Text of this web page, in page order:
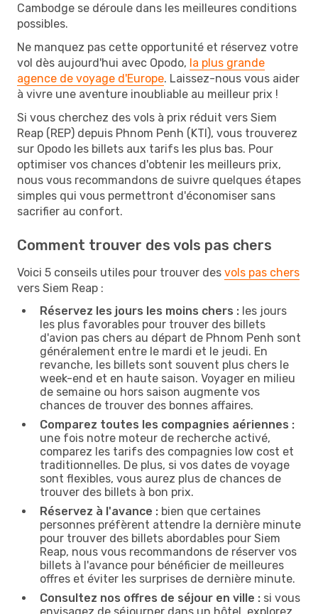
Cambodge se déroule dans les meilleures conditions
possibles.
Ne manquez pas cette opportunité et réservez votre
vol dès aujourd'hui avec Opodo, la plus grande
agence de voyage d'Europe. Laissez-nous vous aider
à vivre une aventure inoubliable au meilleur prix !
Si vous cherchez des vols à prix réduit vers Siem
Reap (REP) depuis Phnom Penh (KTI), vous trouverez
sur Opodo les billets aux tarifs les plus bas. Pour
optimiser vos chances d'obtenir les meilleurs prix,
nous vous recommandons de suivre quelques étapes
simples qui vous permettront d'économiser sans
sacrifier au confort.
Comment trouver des vols pas chers
Voici 5 conseils utiles pour trouver des vols pas chers
vers Siem Reap :
Réservez les jours les moins chers : les jours
les plus favorables pour trouver des billets
d'avion pas chers au départ de Phnom Penh sont
généralement entre le mardi et le jeudi. En
revanche, les billets sont souvent plus chers le
week-end et en haute saison. Voyager en milieu
de semaine ou hors saison augmente vos
chances de trouver des bonnes affaires.
Comparez toutes les compagnies aériennes :
une fois notre moteur de recherche activé,
comparez les tarifs des compagnies low cost et
traditionnelles. De plus, si vos dates de voyage
sont flexibles, vous aurez plus de chances de
trouver des billets à bon prix.
Réservez à l'avance : bien que certaines
personnes préfèrent attendre la dernière minute
pour trouver des billets abordables pour Siem
Reap, nous vous recommandons de réserver vos
billets à l'avance pour bénéficier de meilleures
offres et éviter les surprises de dernière minute.
Consultez nos offres de séjour en ville : si vous